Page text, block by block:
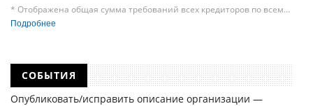
* Отображена общая сумма требований всех кредиторов по всем
судебным делам, в рамках которых компания подавала требования
в одном таком деле может быть несколько десятков, а размеры сумм
требований одних могут быть больше или меньше размеров
Подробнее
СОБЫТИЯ
Опубликовать/исправить описание организации —